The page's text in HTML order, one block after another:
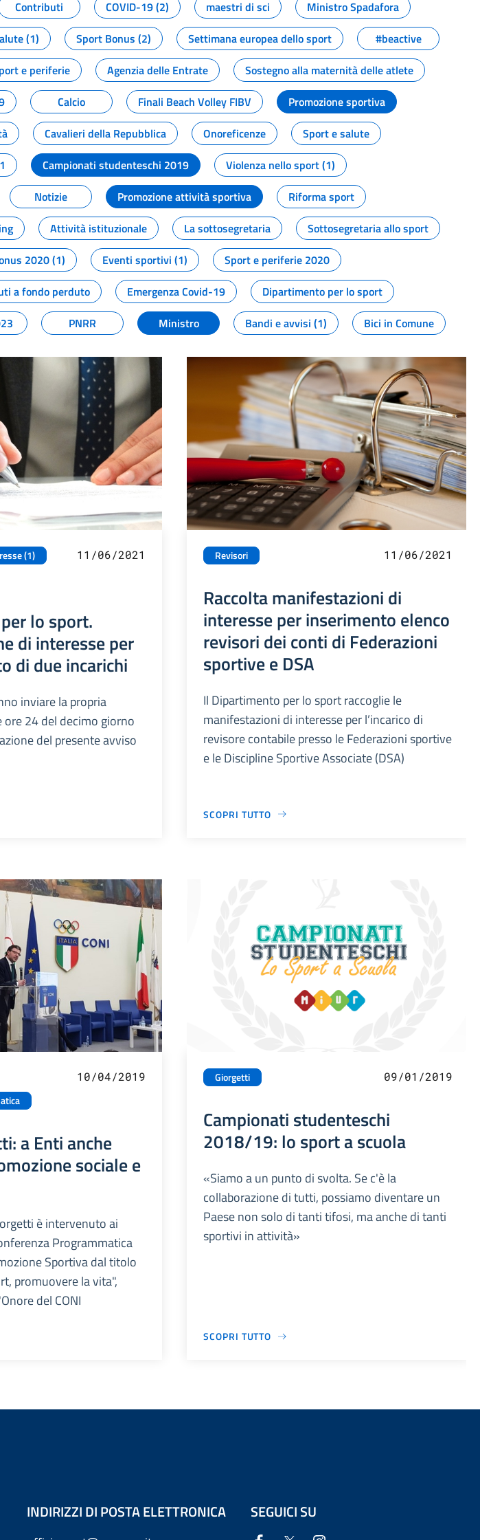
Contributi COVID-19 (2) maestri di sci
Ministro Spadafora
(1) Sport Bonus (2) Settimana europea dello sport
#beactive
e periferie Agenzia delle Entrate
Sostegno alla maternità delle atlete
Calcio Finali Beach Volley FIBV
Promozione sportiva
Cavalieri della Repubblica Onoreficenze
Sport e salute
Campionati studenteschi 2019
Violenza nello sport (1)
Notizie Promozione attività sportiva
Riforma sport
Attività istituzionale La sottosegretaria
Sottosegretaria allo sport
2020 (1) Eventi sportivi (1)
Sport e periferie 2020
a fondo perduto Emergenza Covid-19
Dipartimento per lo sport
PNRR Ministro Bandi e avvisi (1) Bici in Comune
(1)
11/06/2021
lo sport.
di interesse per
di due incarichi
inviare la propria
24 del decimo giorno
del presente avviso
Revisori 11/06/2021
Raccolta manifestazioni di
interesse per inserimento elenco
revisori dei conti di Federazioni
sportive e DSA
Il Dipartimento per lo sport raccoglie le
manifestazioni di interesse per l’incarico di
revisore contabile presso le Federazioni sportive
e le Discipline Sportive Associate (DSA)
SCOPRI TUTTO
10/04/2019
a Enti anche
sociale e
è intervenuto ai
Programmatica
Sportiva dal titolo
promuovere la vita",
del CONI
Giorgetti 09/01/2019
Campionati studenteschi
2018/19: lo sport a scuola
«Siamo a un punto di svolta. Se c'è la
collaborazione di tutti, possiamo diventare un
Paese non solo di tanti tifosi, ma anche di tanti
sportivi in attività»
SCOPRI TUTTO
INDIRIZZI DI POSTA ELETTRONICA SEGUICI SU